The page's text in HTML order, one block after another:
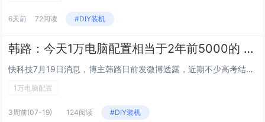
6天前 72阅读 #DIY装机
韩路：今天1万电脑配置相当于2年前5000的 内存、硬盘太贵了
快科技7月19日消息，博主韩路日前发微博透露，近期不少高考结束的年轻粉丝向他咨询1万元装机配置单，但他直言“真心没法给”...
1万电脑配置
3周前(07-19) 124阅读 #DIY装机